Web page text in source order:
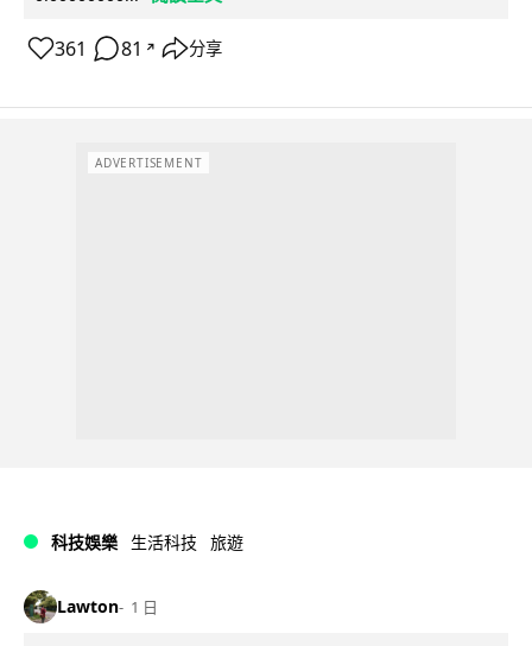
361 81 ↗ 分享
ADVERTISEMENT
科技娛樂 生活科技 旅遊
Lawton 1 日